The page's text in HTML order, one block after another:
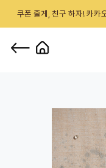
쿠폰 줄게, 친구 하자! 카카